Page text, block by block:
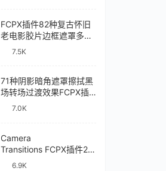
FCPX插件82种复古怀旧
老电影胶片边框遮罩多画
面分屏效果mFilm Matte
7.5K
71种阴影暗角遮罩擦拭黑
场转场过渡效果FCPX插
件mTransition Shade
7.0K
Camera
Transitions FCPX插件27
种摄像机镜头动画转场过
6.9K